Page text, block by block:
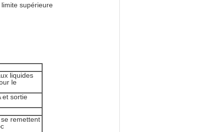
supérieure
liquides
le
et sortie
remettent